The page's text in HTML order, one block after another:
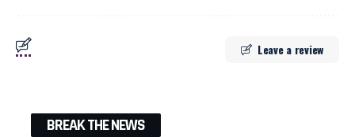
Leave a review
BREAK THE NEWS